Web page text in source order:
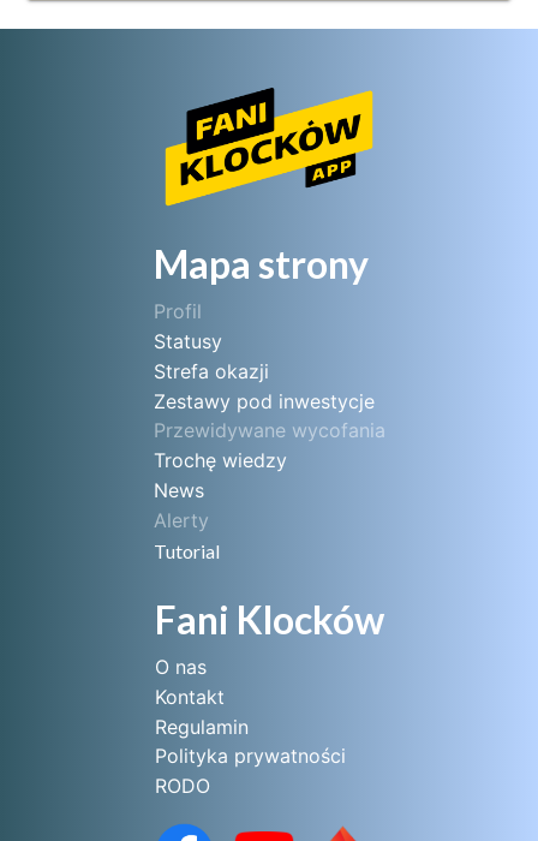
Mapa strony
Profil
Statusy
Strefa okazji
Zestawy pod inwestycje
Przewidywane wycofania
Trochę wiedzy
News
Alerty
Tutorial
Fani Klocków
O nas
Kontakt
Regulamin
Polityka prywatności
RODO